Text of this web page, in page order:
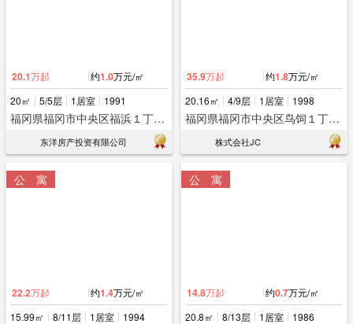
20.1万起 约1.0万元/㎡
20㎡
5/5层 1居室 1991
福冈県福冈市中央区福浜１丁目１２ー９
东洋房产投资有限公司
35.9万起 约1.8万元/㎡
20.16㎡
4/9层 1居室 1998
福冈県福冈市中央区鸟饲１丁目４ー５７
株式会社JC
公 寓
22.2万起 约1.4万元/㎡
15.99㎡
8/11层 1居室 1994
公 寓
14.8万起 约0.7万元/㎡
20.8㎡
8/13层 1居室 1986